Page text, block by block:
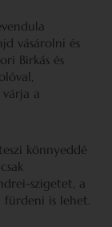
vásárolni és
Birkás és
a
könnyeddé
szigetet, a
fürdeni is lehet.